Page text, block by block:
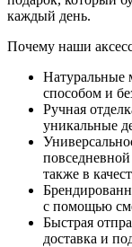
каждый день.
Почему наши
Натуральные
способом и
Ручная
уникальные
также в
с помощью
Быстрая
доставка и